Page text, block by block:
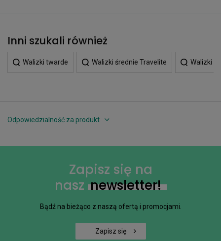
Inni szukali również
Walizki twarde Walizki średnie Travelite Walizki
Odpowiedzialność za produkt
Zapisz się na
nasz newsletter!
Bądź na bieżąco z naszą ofertą i promocjami.
Zapisz się